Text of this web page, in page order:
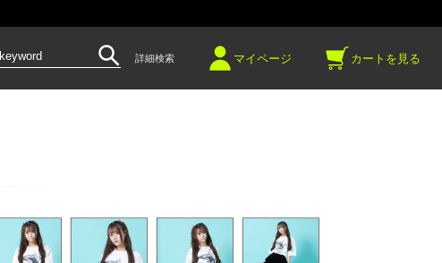
詳細検索 マイページ カートを見る